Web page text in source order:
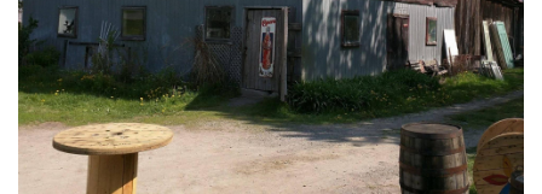
Contactez nous!